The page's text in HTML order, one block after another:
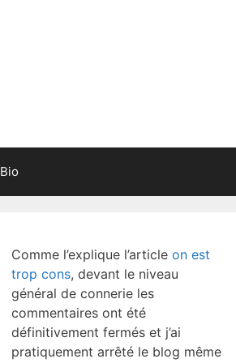
Bio
Comme l’explique l’article on est
trop cons, devant le niveau
général de connerie les
commentaires ont été
définitivement fermés et j’ai
pratiquement arrêté le blog même